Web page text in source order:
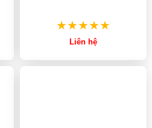
Liên hệ